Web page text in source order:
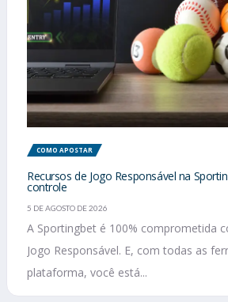
COMO APOSTAR
Recursos de Jogo Responsável na
controle
5 DE AGOSTO DE 2026
A Sportingbet é 100% comprometida
Jogo Responsável. E, com todas as
plataforma, você está...